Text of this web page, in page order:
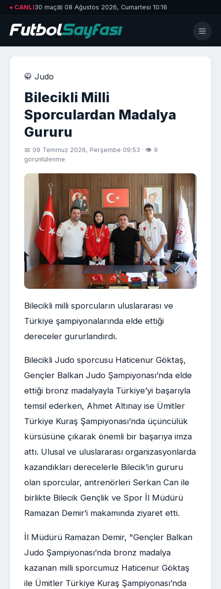
● CANLI30 maç📅 08 Ağustos 2026, Cumartesi 10:16
🥋 Judo
Bilecikli Milli
Sporculardan Madalya
Gururu
📅 09 Temmuz 2026, Perşembe 09:53 · 👁 9
görüntülenme
Bilecikli milli sporcuların uluslararası ve
Türkiye şampiyonalarında elde ettiği
dereceler gururlandırdı.
Bilecikli Judo sporcusu Haticenur Göktaş,
Gençler Balkan Judo Şampiyonası’nda elde
ettiği bronz madalyayla Türkiye’yi başarıyla
temsil ederken, Ahmet Altınay ise Ümitler
Türkiye Kuraş Şampiyonası’nda üçüncülük
kürsüsüne çıkarak önemli bir başarıya imza
attı. Ulusal ve uluslararası organizasyonlarda
kazandıkları derecelerle Bilecik’in gururu
olan sporcular, antrenörleri Serkan Can ile
birlikte Bilecik Gençlik ve Spor İl Müdürü
Ramazan Demir’i makamında ziyaret etti.
İl Müdürü Ramazan Demir, "Gençler Balkan
Judo Şampiyonası’nda bronz madalya
kazanan milli sporcumuz Haticenur Göktaş
ile Ümitler Türkiye Kuraş Şampiyonası’nda